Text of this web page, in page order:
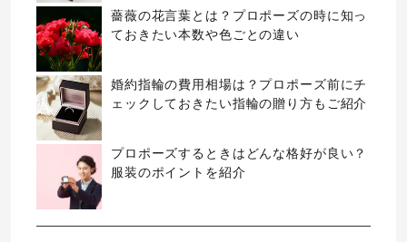
薔薇の花言葉とは？プロポーズの時に知っ
ておきたい本数や色ごとの違い
婚約指輪の費用相場は？プロポーズ前にチ
ェックしておきたい指輪の贈り方もご紹介
プロポーズするときはどんな格好が良い？
服装のポイントを紹介